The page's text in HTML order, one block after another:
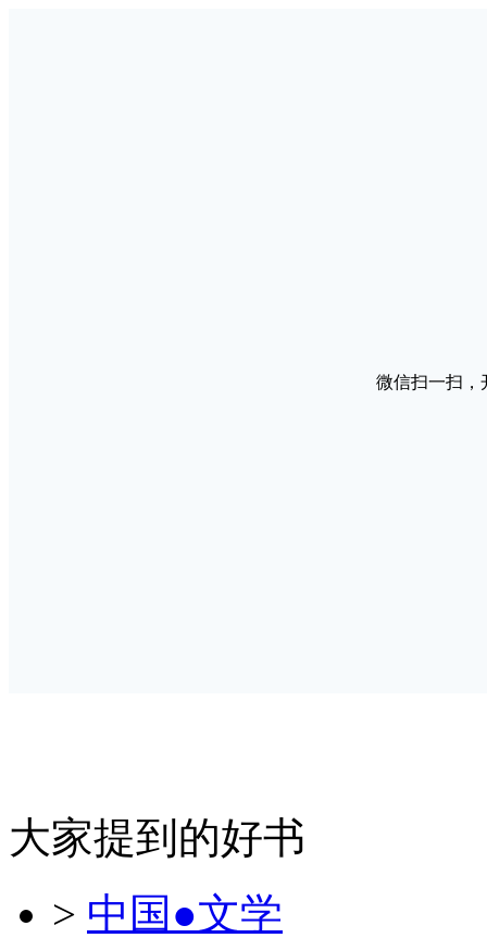
微信扫一扫，
大家提到的好书
> 中国●文学